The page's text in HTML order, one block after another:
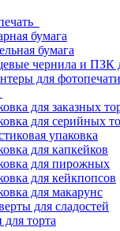
бумага
бумага
чернила и ПЗК
для фотопечати
для заказных
для серийных
упаковка
для капкейков
для пирожных
для кейкпопсов
для макарунс
для сладостей
торта